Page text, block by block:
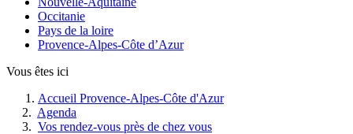
Occitanie
Pays de la loire
Provence-Alpes-Côte d’Azur
Vous êtes ici
Accueil Provence-Alpes-Côte d'Azur
Agenda
Vos rendez-vous près de chez vous